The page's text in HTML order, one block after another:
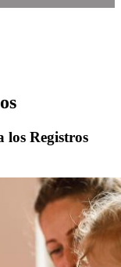
los Registros